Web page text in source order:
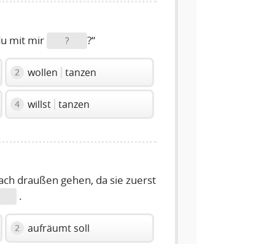
mit mir ? ?“
2 wollen tanzen
4 willst tanzen
draußen gehen, da sie zuerst
.
2 aufräumt soll